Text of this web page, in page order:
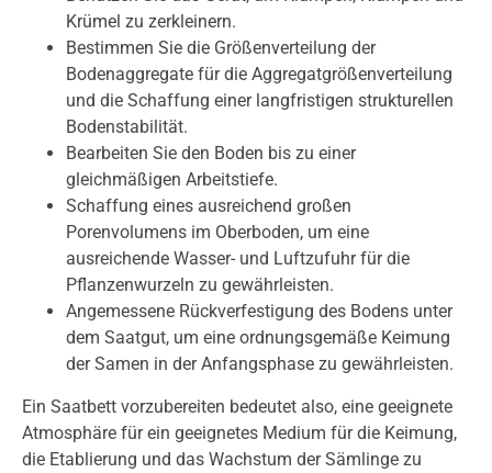
Krümel zu zerkleinern.
Bestimmen Sie die Größenverteilung der
Bodenaggregate für die Aggregatgrößenverteilung
und die Schaffung einer langfristigen strukturellen
Bodenstabilität.
Bearbeiten Sie den Boden bis zu einer
gleichmäßigen Arbeitstiefe.
Schaffung eines ausreichend großen
Porenvolumens im Oberboden, um eine
ausreichende Wasser- und Luftzufuhr für die
Pflanzenwurzeln zu gewährleisten.
Angemessene Rückverfestigung des Bodens unter
dem Saatgut, um eine ordnungsgemäße Keimung
der Samen in der Anfangsphase zu gewährleisten.
Ein Saatbett vorzubereiten bedeutet also, eine geeignete
Atmosphäre für ein geeignetes Medium für die Keimung,
die Etablierung und das Wachstum der Sämlinge zu